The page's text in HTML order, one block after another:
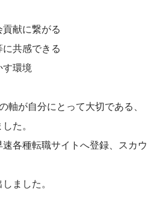
貢献に繋がる
に共感できる
す環境
軸が自分にとって大切である、
た。
各種転職サイトへ登録、スカウ
ました。